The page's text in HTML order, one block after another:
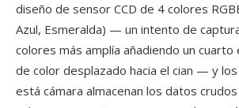
diseño de sensor CCD de 4 colores
Azul, Esmeralda) — un intento de
colores más amplía añadiendo un
de color desplazado hacia el cian — y los
está cámara almacenan los datos